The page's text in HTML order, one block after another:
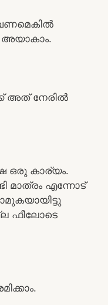
അത് നേരിൽ
ഒരു കാര്യം.
മാത്രം എന്നോട്
ഫീലോടെ